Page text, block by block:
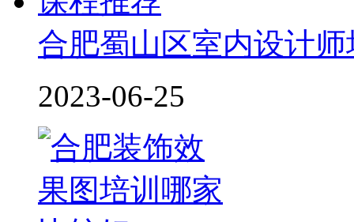
合肥蜀山区室内设计
2023-06-25